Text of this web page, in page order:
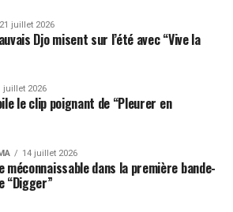
21 juillet 2026
Djo misent sur l’été avec “Vive la
juillet 2026
le clip poignant de “Pleurer en
14 juillet 2026
méconnaissable dans la première bande-
“Digger”